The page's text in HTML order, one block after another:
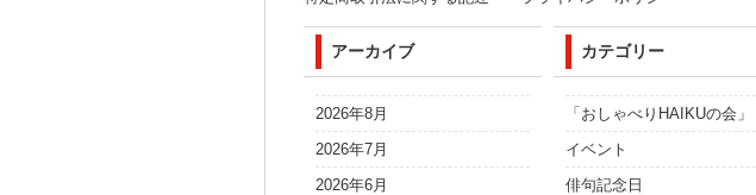
アーカイブ
2026年8月
2026年7月
2026年6月
カテゴリー
「おしゃべりHAIKUの会」
イベント
俳句記念日